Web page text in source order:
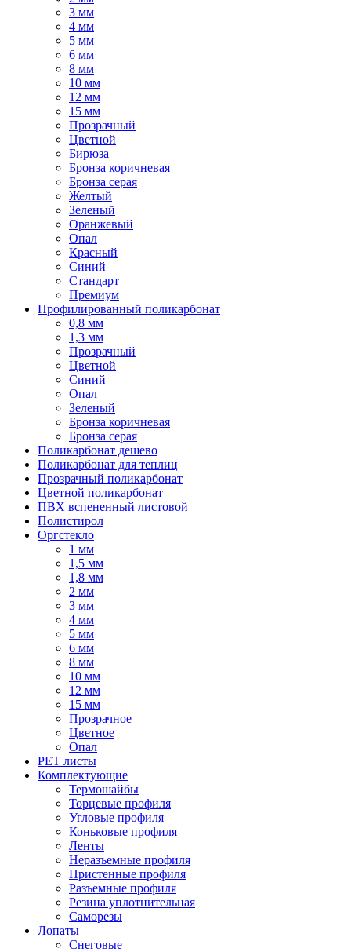
3 мм
4 мм
5 мм
6 мм
8 мм
10 мм
12 мм
15 мм
Прозрачный
Цветной
Бирюза
Бронза коричневая
Бронза серая
Желтый
Зеленый
Оранжевый
Опал
Красный
Синий
Стандарт
Премиум
Профилированный поликарбонат
0,8 мм
1,3 мм
Прозрачный
Цветной
Синий
Опал
Зеленый
Бронза коричневая
Бронза серая
Поликарбонат дешево
Поликарбонат для теплиц
Прозрачный поликарбонат
Цветной поликарбонат
ПВХ вспененный листовой
Полистирол
Оргстекло
1 мм
1,5 мм
1,8 мм
2 мм
3 мм
4 мм
5 мм
6 мм
8 мм
10 мм
12 мм
15 мм
Прозрачное
Цветное
Опал
PET листы
Комплектующие
Термошайбы
Торцевые профиля
Угловые профиля
Коньковые профиля
Ленты
Неразъемные профиля
Пристенные профиля
Разъемные профиля
Резина уплотнительная
Саморезы
Лопаты
Снеговые